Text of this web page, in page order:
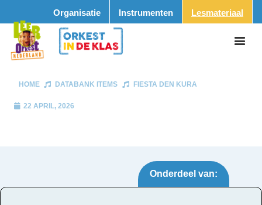
Organisatie Instrumenten Lesmateriaal
HOME DATABANK ITEMS FIESTA DEN KURA
22 APRIL, 2026
Onderdeel van: